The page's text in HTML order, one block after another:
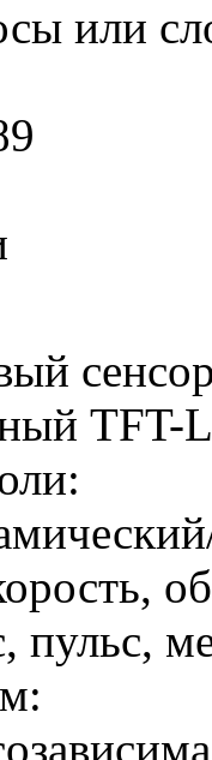
или
TFT-
пульс,